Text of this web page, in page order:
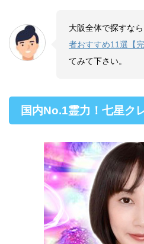
大阪全体で探すなら
者おすすめ11選【完
てみて下さい。
国内No.1霊力！七星ク